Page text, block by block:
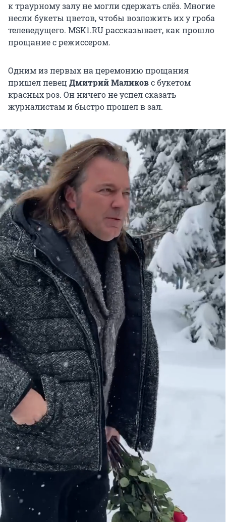
к траурному залу не могли сдержать слёз. Многие
несли букеты цветов, чтобы возложить их у гроба
телеведущего. MSK1.RU рассказывает, как прошло
прощание с режиссером.
Одним из первых на церемонию прощания
пришел певец Дмитрий Маликовс букетом
красных роз. Он ничего не успел сказать
журналистам и быстро прошел в зал.